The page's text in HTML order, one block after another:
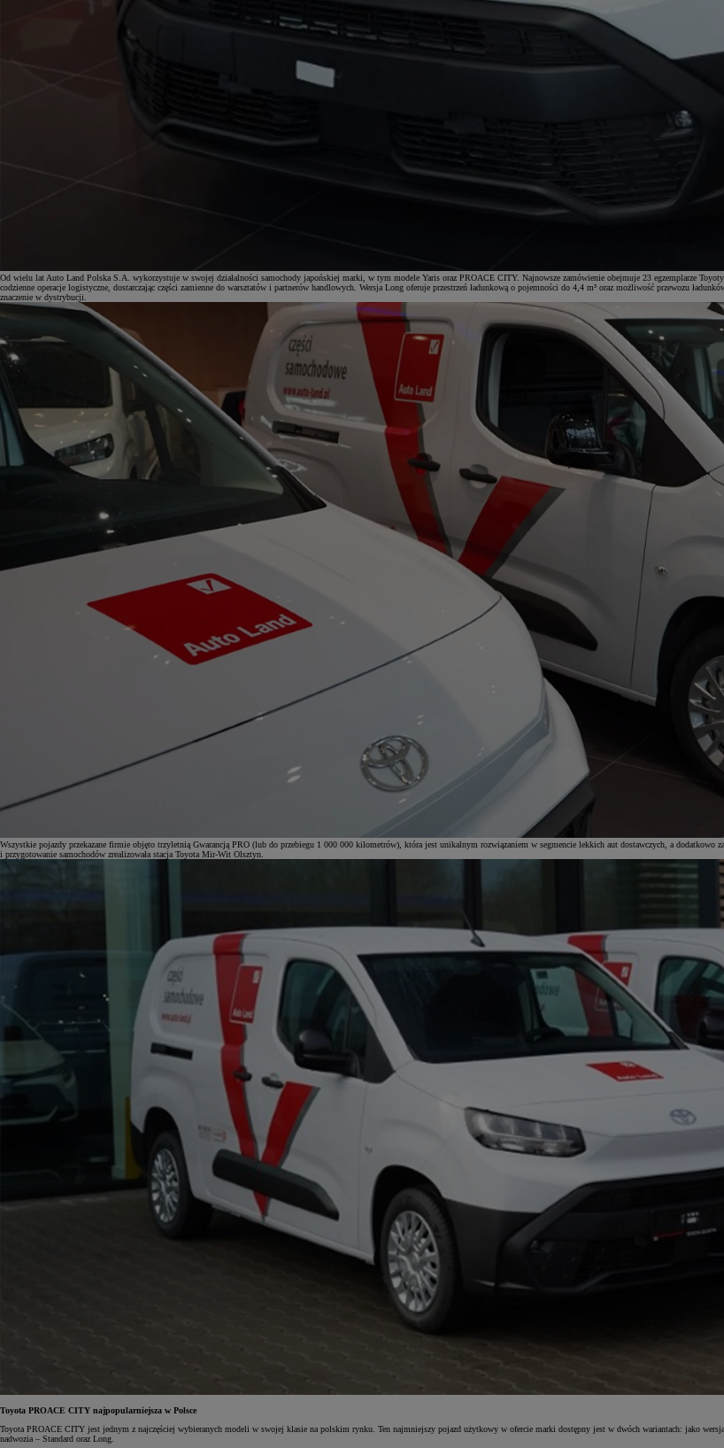
Od
Od wielu lat Auto Land Polska S.A. wykorzystuje w swojej działalności samochody japońskiej marki, w tym modele Yaris oraz PROACE CITY. Najnowsze zamówienie obejmuje 23 egzemplarze
codzienne operacje logistyczne, dostarczając części zamienne do warsztatów i partnerów handlowych. Wersja Long oferuje przestrzeń ładunkową o pojemności do 4,4 m³ oraz możliwość przewozu
znaczenie w dystrybucji.
Wszystkie pojazdy przekazane firmie objęto trzyletnią Gwarancją PRO (lub do przebiegu 1 000 000 kilometrów), która jest unikalnym rozwiązaniem w segmencie lekkich aut dostawczych, a dodatkowo
i przygotowanie samochodów zrealizowała stacja Toyota Mir-Wit Olsztyn.
Toyota PROACE CITY najpopularniejsza w Polsce
Toyota PROACE CITY jest jednym z najczęściej wybieranych modeli w swojej klasie na polskim rynku. Ten najmniejszy pojazd użytkowy w ofercie marki dostępny jest w dwóch wariantach: jako
nadwozia – Standard oraz Long.